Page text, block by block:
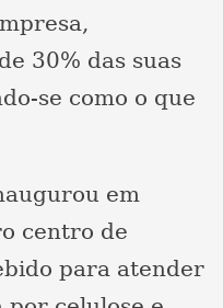
30% das suas
se como o que
em
centro de
para atender